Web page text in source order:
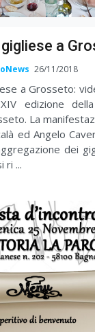
a
26/11/2018
a Grosseto:
edizione
La
ed Angelo
dei
ri ...